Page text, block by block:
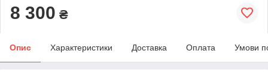
8 300 ₴
Опис Характеристики Доставка Оплата Умови